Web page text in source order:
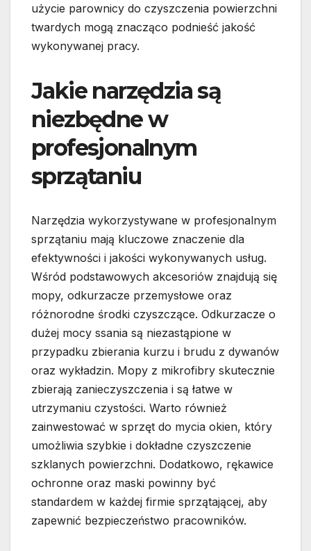
użycie parownicy do czyszczenia powierzchni
twardych mogą znacząco podnieść jakość
wykonywanej pracy.
Jakie narzędzia są
niezbędne w
profesjonalnym
sprzątaniu
Narzędzia wykorzystywane w profesjonalnym
sprzątaniu mają kluczowe znaczenie dla
efektywności i jakości wykonywanych usług.
Wśród podstawowych akcesoriów znajdują się
mopy, odkurzacze przemysłowe oraz
różnorodne środki czyszczące. Odkurzacze o
dużej mocy ssania są niezastąpione w
przypadku zbierania kurzu i brudu z dywanów
oraz wykładzin. Mopy z mikrofibry skutecznie
zbierają zanieczyszczenia i są łatwe w
utrzymaniu czystości. Warto również
zainwestować w sprzęt do mycia okien, który
umożliwia szybkie i dokładne czyszczenie
szklanych powierzchni. Dodatkowo, rękawice
ochronne oraz maski powinny być
standardem w każdej firmie sprzątającej, aby
zapewnić bezpieczeństwo pracowników.